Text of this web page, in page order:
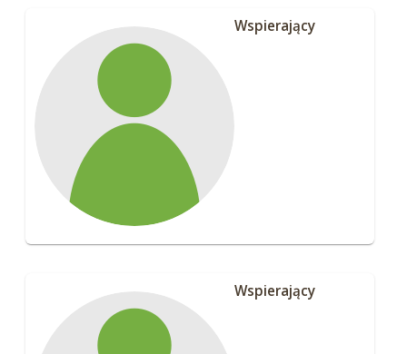
Wspierający
Wspierający